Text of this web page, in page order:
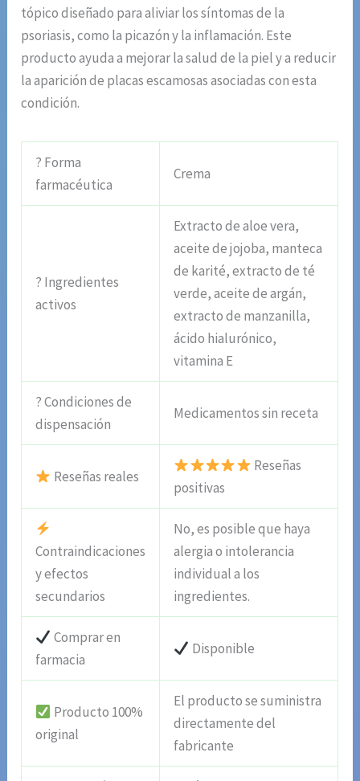
tópico diseñado para aliviar los síntomas de la
psoriasis, como la picazón y la inflamación. Este
producto ayuda a mejorar la salud de la piel y a reducir
la aparición de placas escamosas asociadas con esta
condición.
? Forma
farmacéutica
Crema
? Ingredientes
activos
Extracto de aloe vera,
aceite de jojoba, manteca
de karité, extracto de té
verde, aceite de argán,
extracto de manzanilla,
ácido hialurónico,
vitamina E
? Condiciones de
dispensación
Medicamentos sin receta
Reseñas reales
Reseñas
positivas
Contraindicaciones
y efectos
secundarios
No, es posible que haya
alergia o intolerancia
individual a los
ingredientes.
Comprar en
farmacia
Disponible
Producto 100%
original
El producto se suministra
directamente del
fabricante